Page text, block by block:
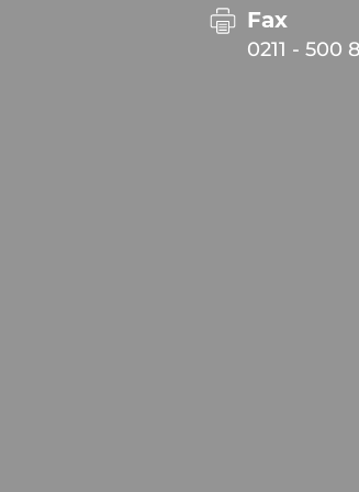
Fax
0211 - 500